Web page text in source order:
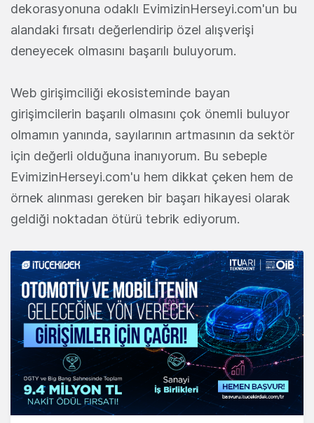
dekorasyonuna odaklı EvimizinHerseyi.com'un bu
alandaki fırsatı değerlendirip özel alışverişi
deneyecek olmasını başarılı buluyorum.
Web girişimciliği ekosisteminde bayan
girişimcilerin başarılı olmasını çok önemli buluyor
olmamın yanında, sayılarının artmasının da sektör
için değerli olduğuna inanıyorum. Bu sebeple
EvimizinHerseyi.com'u hem dikkat çeken hem de
örnek alınması gereken bir başarı hikayesi olarak
geldiği noktadan ötürü tebrik ediyorum.